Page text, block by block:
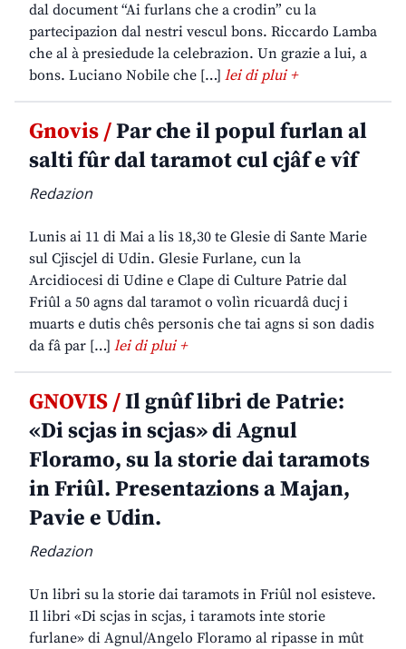
dal document “Ai furlans che a crodin” cu la
partecipazion dal nestri vescul bons. Riccardo Lamba
che al à presiedude la celebrazion. Un grazie a lui, a
bons. Luciano Nobile che […] lei di plui +
Gnovis /Par che il popul furlan al
salti fûr dal taramot cul cjâf e vîf
Redazion
Lunis ai 11 di Mai a lis 18,30 te Glesie di Sante Marie
sul Cjiscjel di Udin. Glesie Furlane, cun la
Arcidiocesi di Udine e Clape di Culture Patrie dal
Friûl a 50 agns dal taramot o volìn ricuardâ ducj i
muarts e dutis chês personis che tai agns si son dadis
da fâ par […] lei di plui +
GNOVIS /Il gnûf libri de Patrie:
«Di scjas in scjas» di Agnul
Floramo, su la storie dai taramots
in Friûl. Presentazions a Majan,
Pavie e Udin.
Redazion
Un libri su la storie dai taramots in Friûl nol esisteve.
Il libri «Di scjas in scjas, i taramots inte storie
furlane» di Agnul/Angelo Floramo al ripasse in mût